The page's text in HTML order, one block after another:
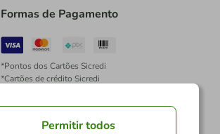
Formas de Pagamento
*Pontos dos Cartões Sicredi
*Cartões de crédito Sicredi
*É vedada a cobrança de preço superior, valor ou
Permitir todos